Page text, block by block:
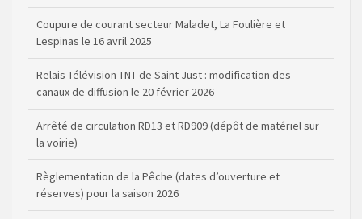
Coupure de courant secteur Maladet, La Foulière et
Lespinas le 16 avril 2025
Relais Télévision TNT de Saint Just : modification des
canaux de diffusion le 20 février 2026
Arrêté de circulation RD13 et RD909 (dépôt de matériel sur
la voirie)
Règlementation de la Pêche (dates d’ouverture et
réserves) pour la saison 2026